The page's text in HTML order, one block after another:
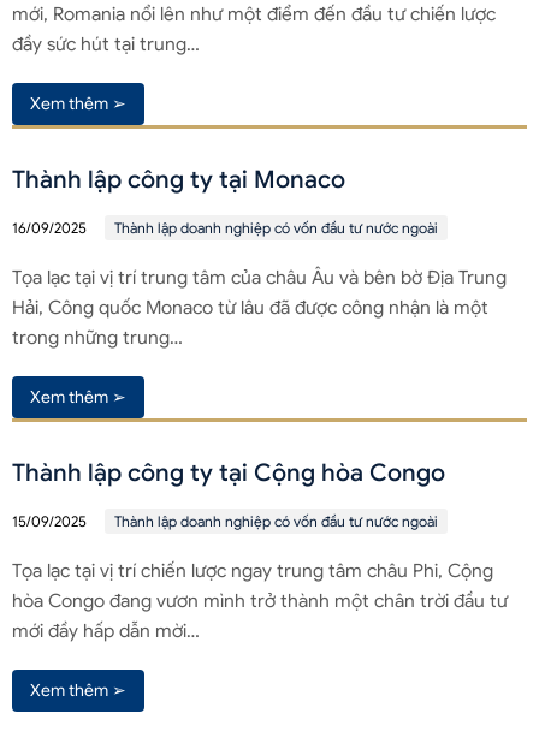
mới, Romania nổi lên như một điểm đến đầu tư chiến lược
đầy sức hút tại trung…
Xem thêm ➢
Thành lập công ty tại Monaco
16/09/2025 Thành lập doanh nghiệp có vốn đầu tư nước ngoài
Tọa lạc tại vị trí trung tâm của châu Âu và bên bờ Địa Trung
Hải, Công quốc Monaco từ lâu đã được công nhận là một
trong những trung…
Xem thêm ➢
Thành lập công ty tại Cộng hòa Congo
15/09/2025 Thành lập doanh nghiệp có vốn đầu tư nước ngoài
Tọa lạc tại vị trí chiến lược ngay trung tâm châu Phi, Cộng
hòa Congo đang vươn mình trở thành một chân trời đầu tư
mới đầy hấp dẫn mời…
Xem thêm ➢